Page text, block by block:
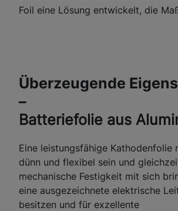
Foil eine Lösung entwickelt, die
Überzeugende
–
Batteriefolie aus
Eine leistungsfähige Kathodenfolie
dünn und flexibel sein und
mechanische Festigkeit mit sich
eine ausgezeichnete elektrische
besitzen und für exzellente